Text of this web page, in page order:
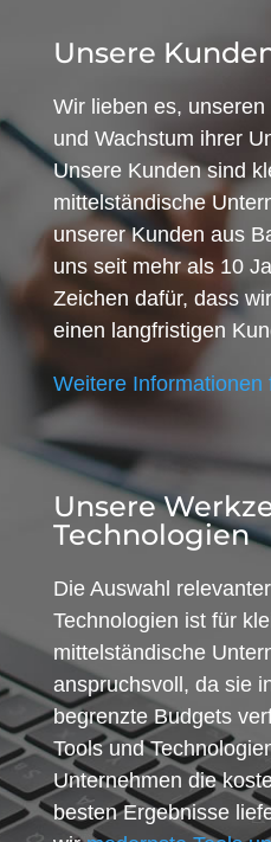
Unsere
Wir lieben es,
und Wachstum ihrer
Unsere Kunden sind
mittelständische
unserer Kunden aus
uns seit mehr als 10
Zeichen dafür, dass
einen langfristigen
Weitere Informationen
Unsere
Technologien
Die Auswahl
Technologien ist für
mittelständische
anspruchsvoll, da sie
begrenzte Budgets
Tools und
Unternehmen die
besten Ergebnisse